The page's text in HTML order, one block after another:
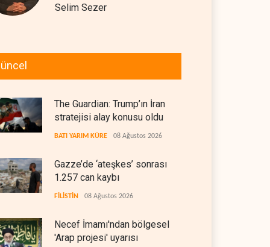
Selim Sezer
The Guardian: Trump’ın İran
stratejisi alay konusu oldu
BATI YARIM KÜRE 08 Ağustos 2026
Gazze’de ‘ateşkes’ sonrası
1.257 can kaybı
FİLİSTİN 08 Ağustos 2026
Necef İmamı'ndan bölgesel
'Arap projesi' uyarısı